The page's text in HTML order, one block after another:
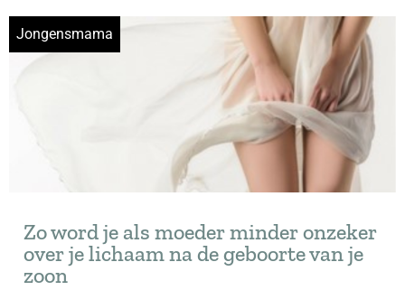
Jongensmama
Zo word je als moeder minder onzeker
over je lichaam na de geboorte van je
zoon